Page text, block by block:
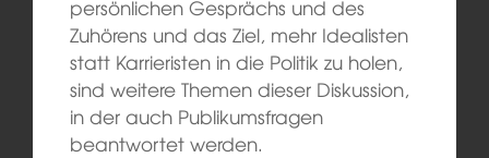
persönlichen Gesprächs und des
Zuhörens und das Ziel, mehr Idealisten
statt Karrieristen in die Politik zu holen,
sind weitere Themen dieser Diskussion,
in der auch Publikumsfragen
beantwortet werden.